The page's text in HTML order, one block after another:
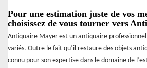
Pour une estimation juste de vos
choisissez de vous tourner vers
Antiquaire Mayer est un antiquaire professionnel
variés. Outre le fait qu’il restaure des objets
connu pour son expertise dans le domaine de